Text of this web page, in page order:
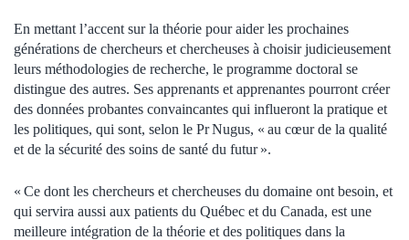
En mettant l’accent sur la théorie pour aider les prochaines
générations de chercheurs et chercheuses à choisir judicieusement
leurs méthodologies de recherche, le programme doctoral se
distingue des autres. Ses apprenants et apprenantes pourront créer
des données probantes convaincantes qui influeront la pratique et
les politiques, qui sont, selon le Pr Nugus, « au cœur de la qualité
et de la sécurité des soins de santé du futur ».
« Ce dont les chercheurs et chercheuses du domaine ont besoin, et
qui servira aussi aux patients du Québec et du Canada, est une
meilleure intégration de la théorie et des politiques dans la